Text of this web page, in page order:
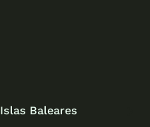
Islas Baleares